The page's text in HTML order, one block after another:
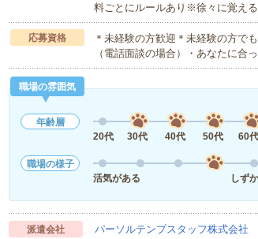
料ごとにルールあり※徐々に覚え
応募資格
＊未経験の方歓迎＊未経験の方で
（電話面談の場合）・あなたに合
職場の雰囲気
年齢層
20代
30代 40代 50代 60代
職場の様子
活気がある
しず
派遣会社 パーソルテンプスタッフ株式会社